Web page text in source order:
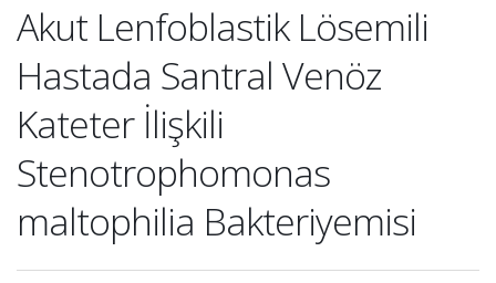
Akut Lenfoblastik Lösemili
Hastada Santral Venöz
Kateter İlişkili
Stenotrophomonas
maltophilia Bakteriyemisi